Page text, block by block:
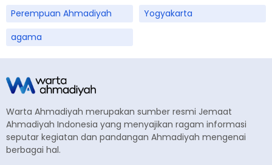
Perempuan Ahmadiyah
Yogyakarta
agama
Warta Ahmadiyah merupakan sumber resmi Jemaat
Ahmadiyah Indonesia yang menyajikan ragam informasi
seputar kegiatan dan pandangan Ahmadiyah mengenai
berbagai hal.